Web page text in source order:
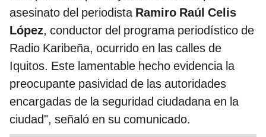
asesinato del periodista Ramiro Raúl Celis
López, conductor del programa periodístico de
Radio Karibeña, ocurrido en las calles de
Iquitos. Este lamentable hecho evidencia la
preocupante pasividad de las autoridades
encargadas de la seguridad ciudadana en la
ciudad", señaló en su comunicado.